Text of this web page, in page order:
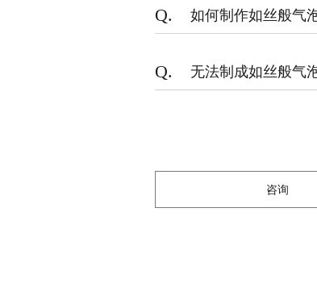
Q. 如何制作如丝般气
Q. 无法制成如丝般气
咨询